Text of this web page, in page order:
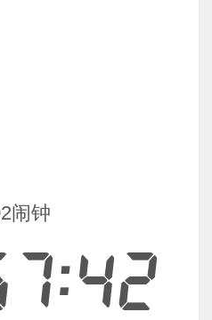
闹钟